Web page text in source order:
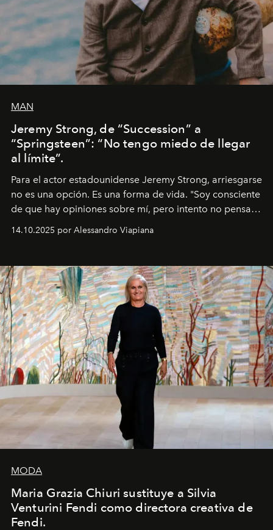
MAN
Jeremy Strong, de “Succession” a
“Springsteen”: “No tengo miedo de llegar
al límite”.
Para el actor estadounidense Jeremy Strong, arriesgarse
no es una opción. Es una forma de vida. "Soy consciente
de que hay opiniones sobre mí, pero intento no pensar
pérdida de tiempo", afirma.
14.10.2025 por Alessandro Viapiana
MODA
Maria Grazia Chiuri sustituye a Silvia
Venturini Fendi como directora creativa de
Fendi.